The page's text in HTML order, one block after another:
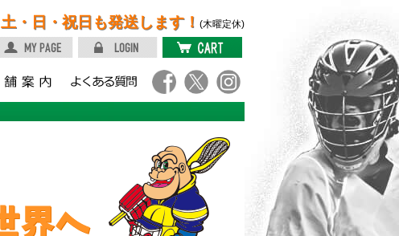
土・日・祝日も発送します！ (木曜定休)